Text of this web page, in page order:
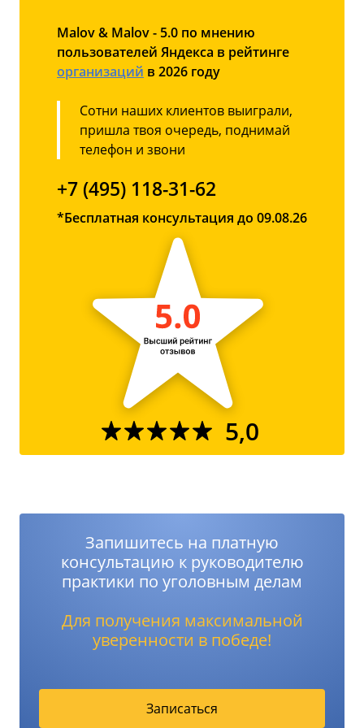
Malov & Malov - 5.0 по мнению
пользователей Яндекса в рейтинге
организаций в 2026 году
Сотни наших клиентов выиграли,
пришла твоя очередь, поднимай
телефон и звони
+7 (495) 118-31-62
*Бесплатная консультация до 09.08.26
5,0
Запишитесь на платную
консультацию к руководителю
практики по уголовным делам
Для получения максимальной
уверенности в победе!
Записаться